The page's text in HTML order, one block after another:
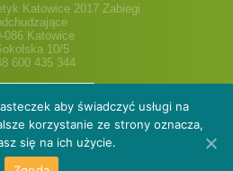
Katowice 2017 Zabiegi
086 Katowice
10/5
600 435 344
Galeria
Cenniki i pakiety
Sklep
aby świadczyć usługi na
korzystanie ze strony oznacza,
się na ich użycie.